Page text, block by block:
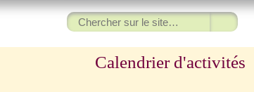
Rechercher
:
Calendrier d'activités